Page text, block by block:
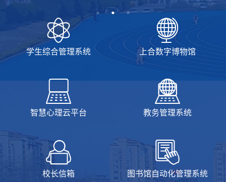
学生综合管理系统 上合数字博物馆
智慧心理云平台 教务管理系统
校长信箱 图书馆自动化管理系统